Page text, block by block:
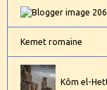
Kemet romaine
Kôm el-